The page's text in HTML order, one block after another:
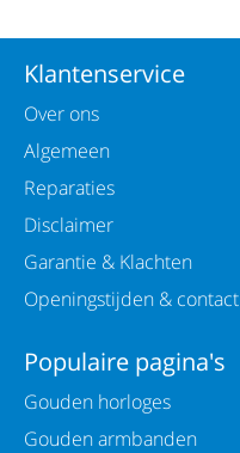
Klantenservice
Over ons
Algemeen
Reparaties
Disclaimer
Garantie & Klachten
Openingstijden & contact
Populaire pagina's
Gouden horloges
Gouden armbanden